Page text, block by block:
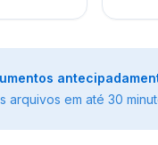
arquivos em até 30